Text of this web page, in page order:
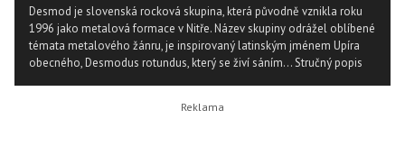
Desmod je slovenská rocková skupina, která původně vznikla roku
1996 jako metalová formace v Nitře. Název skupiny odrážel oblíbené
témata metalového žánru, je inspirovaný latinským jménem Upíra
obecného, Desmodus rotundus, který se živí sáním...Stručný popis